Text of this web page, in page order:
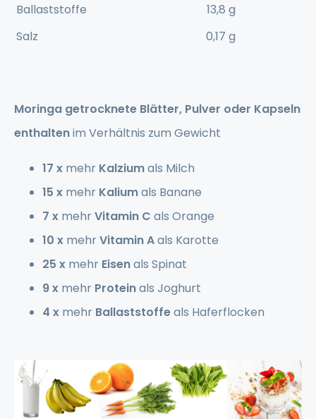
Ballaststoffe
13,8 g
Salz
0,17 g
Moringa getrocknete Blätter, Pulver oder Kapseln
enthaltenim Verhältnis zum Gewicht
17 x mehr Kalziumals Milch
15 x mehr Kaliumals Banane
7 x mehrVitamin C als Orange
10 x mehrVitamin Aals Karotte
25 x mehr Eisenals Spinat
9 x mehr Proteinals Joghurt
4 x mehr Ballaststoffeals Haferflocken